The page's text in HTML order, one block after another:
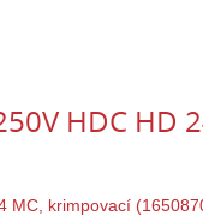
HDC HD